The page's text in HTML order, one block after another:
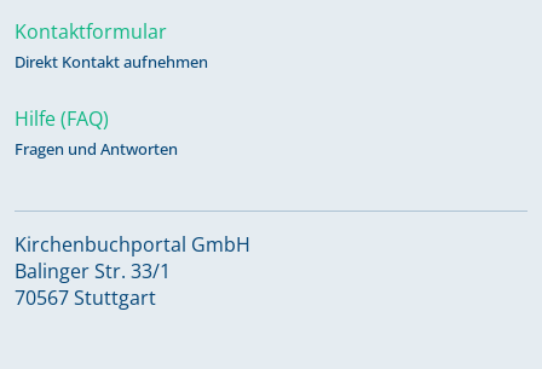
Kontaktformular
Direkt Kontakt aufnehmen
Hilfe (FAQ)
Fragen und Antworten
Kirchenbuchportal GmbH
Balinger Str. 33/1
70567 Stuttgart